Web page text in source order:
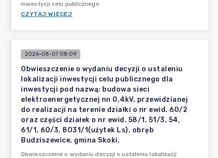
inwestycji celu publicznego
CZYTAJ WIĘCEJ
2026-08-07 08:09
Obwieszczenie o wydaniu decyzji o ustaleniu
lokalizacji inwestycji celu publicznego dla
inwestycji pod nazwą: budowa sieci
elektroenergetycznej nn 0,4kV, przewidzianej
do realizacji na terenie działki o nr ewid. 60/2
oraz części działek o nr ewid. 58/1, 51/3, 54,
61/1, 60/3, 8031/1(użytek Ls), obręb
Budziszewice, gmina Skoki.
Obwieszczenie o wydaniu decyzji o ustaleniu lokalizacji